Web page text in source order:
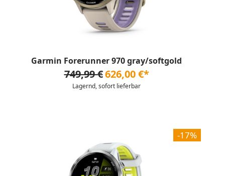
Garmin Forerunner 970 gray/softgold
749,99 €626,00 €*
Lagernd, sofort lieferbar
-17%